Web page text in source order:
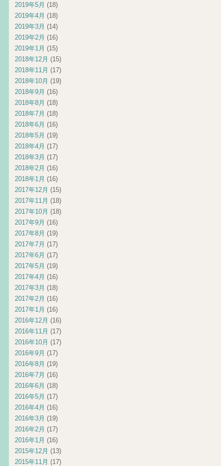
2019年5月 (18)
2019年4月 (18)
2019年3月 (14)
2019年2月 (16)
2019年1月 (15)
2018年12月 (15)
2018年11月 (17)
2018年10月 (19)
2018年9月 (16)
2018年8月 (18)
2018年7月 (18)
2018年6月 (16)
2018年5月 (19)
2018年4月 (17)
2018年3月 (17)
2018年2月 (16)
2018年1月 (16)
2017年12月 (15)
2017年11月 (18)
2017年10月 (18)
2017年9月 (16)
2017年8月 (19)
2017年7月 (17)
2017年6月 (17)
2017年5月 (19)
2017年4月 (16)
2017年3月 (18)
2017年2月 (16)
2017年1月 (16)
2016年12月 (16)
2016年11月 (17)
2016年10月 (17)
2016年9月 (17)
2016年8月 (19)
2016年7月 (16)
2016年6月 (18)
2016年5月 (17)
2016年4月 (16)
2016年3月 (19)
2016年2月 (17)
2016年1月 (16)
2015年12月 (13)
2015年11月 (17)